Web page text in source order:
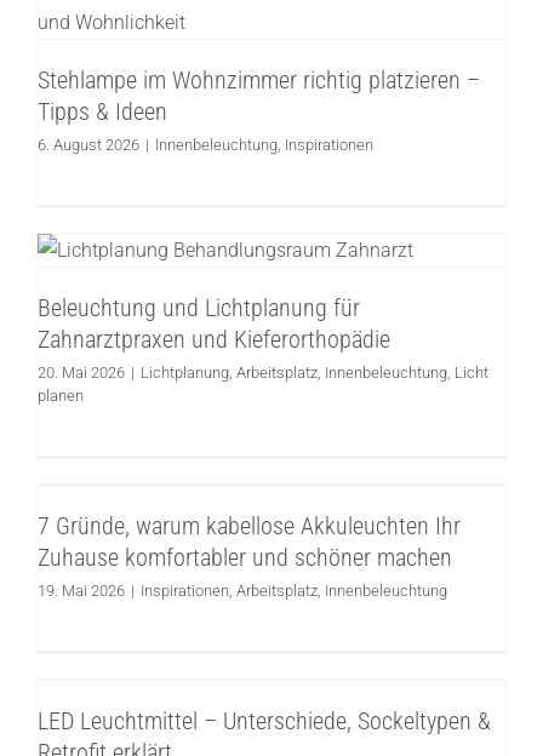
platzieren – Tipps & Ideen
Stehlampe im Wohnzimmer richtig platzieren –
Tipps & Ideen
6. August 2026 | Innenbeleuchtung, Inspirationen
Zahnarztpraxen und Kieferorthopädie
Lichtplanung Arbeitsplatz Innenbeleuchtung
planen
Beleuchtung und Lichtplanung für
Zahnarztpraxen und Kieferorthopädie
20. Mai 2026 | Lichtplanung, Arbeitsplatz, Innenbeleuchtung, Licht
planen
machen
Inspirationen Arbeitsplatz Innenbeleuchtung
7 Gründe, warum kabellose Akkuleuchten Ihr
Zuhause komfortabler und schöner machen
19. Mai 2026 | Inspirationen, Arbeitsplatz, Innenbeleuchtung
Sockeltypen & Retrofit erklärt
LED Leuchtmittel – Unterschiede, Sockeltypen &